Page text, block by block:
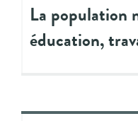
La population
éducation,